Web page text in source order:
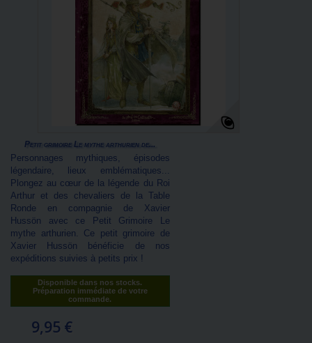
Petit grimoire Le mythe arthurien de...
Personnages mythiques, épisodes
légendaire, lieux emblématiques...
Plongez au cœur de la légende du Roi
Arthur et des chevaliers de la Table
Ronde en compagnie de Xavier
Hussön avec ce Petit Grimoire Le
mythe arthurien. Ce petit grimoire de
Xavier Hussön bénéficie de nos
expéditions suivies à petits prix !
Disponible dans nos stocks.
Préparation immédiate de votre
commande.
9,95 €